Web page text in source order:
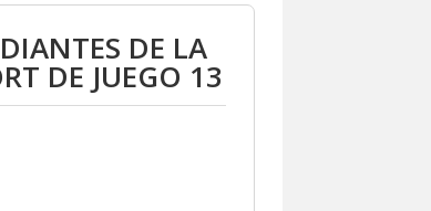
DE LA
DE JUEGO 13